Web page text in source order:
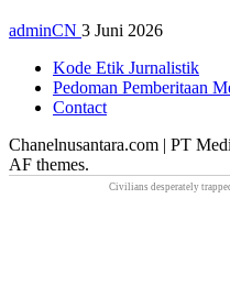
adminCN 3 Juni 2026
Kode Etik Jurnalistik
Pedoman Pemberitaan
Contact
Chanelnusantara.com | PT
AF themes.
Civilians desperately